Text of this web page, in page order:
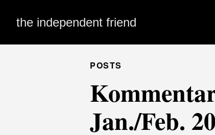
the independent friend
POSTS
Jan./Feb.